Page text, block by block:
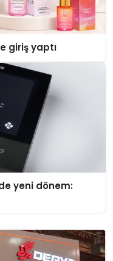
giriş yaptı
yeni dönem: